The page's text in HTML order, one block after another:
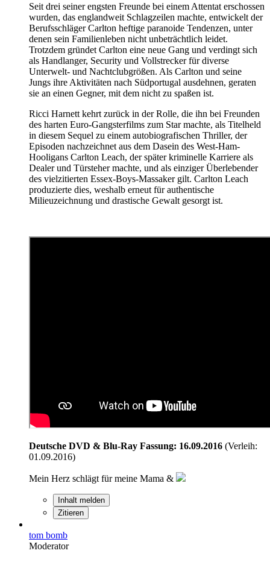
Seit drei seiner engsten Freunde bei einem Attentat erschossen
wurden, das englandweit Schlagzeilen machte, entwickelt der
Berufsschläger Carlton heftige paranoide Tendenzen, unter
denen sein Familienleben nicht unbeträchtlich leidet.
Trotzdem gründet Carlton eine neue Gang und verdingt sich
als Handlanger, Security und Vollstrecker für diverse
Unterwelt- und Nachtclubgrößen. Als Carlton und seine
Jungs ihre Aktivitäten nach Südportugal ausdehnen, geraten
sie an einen Gegner, mit dem nicht zu spaßen ist.
Ricci Harnett kehrt zurück in der Rolle, die ihn bei Freunden
des harten Euro-Gangsterfilms zum Star machte, als Titelheld
in diesem Sequel zu einem autobiografischen Thriller, der
Episoden nachzeichnet aus dem Dasein des West-Ham-
Hooligans Carlton Leach, der später kriminelle Karriere als
Dealer und Türsteher machte, und als einziger Überlebender
des vielzitierten Essex-Boys-Massaker gilt. Carlton Leach
produzierte dies, weshalb erneut für authentische
Milieuzeichnung und drastische Gewalt gesorgt ist.
Deutsche DVD & Blu-Ray Fassung: 16.09.2016 (Verleih:
01.09.2016)
Mein Herz schlägt für meine Mama &
Inhalt melden
Zitieren
tom bomb
Moderator